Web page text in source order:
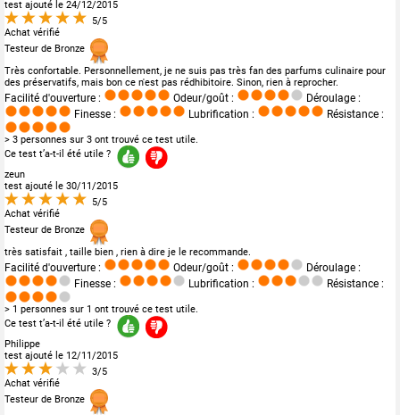
test ajouté le 24/12/2015
5/5
Achat vérifié
Testeur de Bronze
Très confortable. Personnellement, je ne suis pas très fan des parfums culinaire pour
des préservatifs, mais bon ce n'est pas rédhibitoire. Sinon, rien à reprocher.
Facilité d'ouverture : Odeur/goût :
Déroulage :
Finesse :
Lubrification : Résistance :
> 3 personnes sur 3 ont trouvé ce test utile.
Ce test t’a-t-il été utile ?
zeun
test ajouté le 30/11/2015
5/5
Achat vérifié
Testeur de Bronze
très satisfait , taille bien , rien à dire je le recommande.
Facilité d'ouverture : Odeur/goût :
Déroulage :
Finesse :
Lubrification : Résistance :
> 1 personnes sur 1 ont trouvé ce test utile.
Ce test t’a-t-il été utile ?
Philippe
test ajouté le 12/11/2015
3/5
Achat vérifié
Testeur de Bronze